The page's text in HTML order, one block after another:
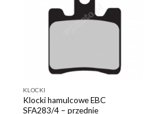
Dodaj do
KLOCKI
Klocki hamulcowe EBC
SFA283/4 – przednie